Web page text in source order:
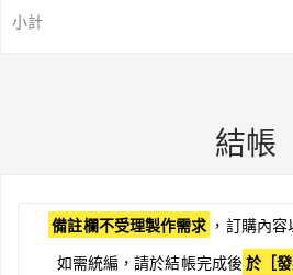
小計
結帳
備註欄不受理製作需求 ，訂購內
如需統編，請於結帳完成後於［